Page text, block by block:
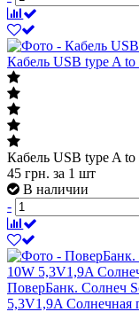
Кабель USB type A
Кабель USB type A
45 грн. за 1 шт
В наличии
-
ПоверБанк. Солнеч
5,3V1,9A Солнечная